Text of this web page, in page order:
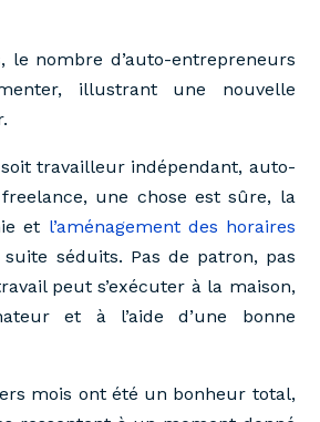
le nombre d’auto-entrepreneurs
illustrant une nouvelle
soit travailleur indépendant, auto-
une chose est sûre, la
et l’aménagement des horaires
séduits. Pas de patron, pas
peut s’exécuter à la maison,
et à l’aide d’une bonne
mois ont été un bonheur total,